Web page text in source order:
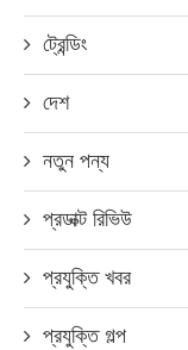
ট্রেন্ডিং
দেশ
নতুন পন্য
প্রডাক্ট রিভিউ
প্রযুক্তি খবর
প্রযুক্তি গল্প